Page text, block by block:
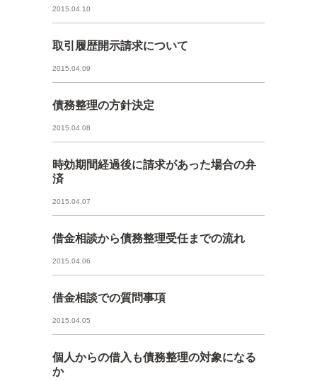
2015.04.10
取引履歴開示請求について
2015.04.09
債務整理の方針決定
2015.04.08
時効期間経過後に請求があった場合の弁
済
2015.04.07
借金相談から債務整理受任までの流れ
2015.04.06
借金相談での質問事項
2015.04.05
個人からの借入も債務整理の対象になる
か